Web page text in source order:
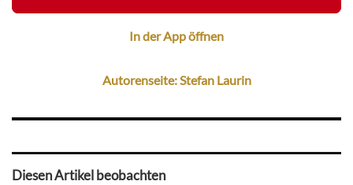
In der App öffnen
Autorenseite: Stefan Laurin
Diesen Artikel beobachten